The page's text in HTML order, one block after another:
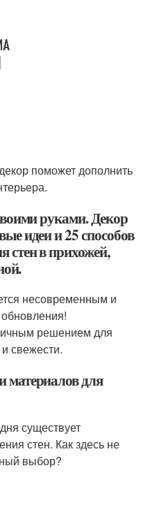
поможет дополнить
руками. Декор
идеи и 25 способов
стен в прихожей,
несовременным и
решением для
свежести.
материалов для
существует
стен. Как здесь не
выбор?